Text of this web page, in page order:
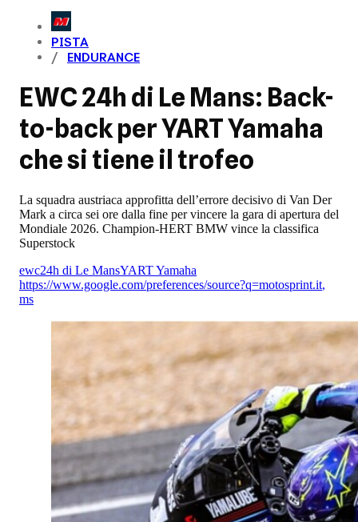
PISTA
ENDURANCE
EWC 24h di Le Mans: Back-
to-back per YART Yamaha
che si tiene il trofeo
La squadra austriaca approfitta dell’errore decisivo di Van Der
Mark a circa sei ore dalla fine per vincere la gara di apertura del
Mondiale 2026. Champion-HERT BMW vince la classifica
Superstock
ewc24h di Le MansYART Yamaha
https://www.google.com/preferences/source?q=motosprint.it,
ms